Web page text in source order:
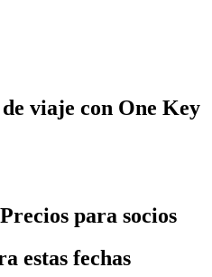
viaje con One Key
para socios
estas fechas